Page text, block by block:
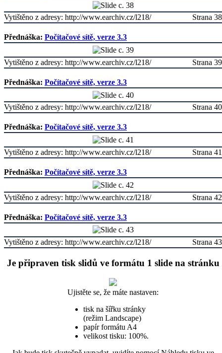
Strana 38
Vytištěno z adresy: http://www.earchiv.cz/l218/
Přednáška: Počítačové sítě, verze 3.3
Strana 39
Vytištěno z adresy: http://www.earchiv.cz/l218/
Přednáška: Počítačové sítě, verze 3.3
Strana 40
Vytištěno z adresy: http://www.earchiv.cz/l218/
Přednáška: Počítačové sítě, verze 3.3
Strana 41
Vytištěno z adresy: http://www.earchiv.cz/l218/
Přednáška: Počítačové sítě, verze 3.3
Strana 42
Vytištěno z adresy: http://www.earchiv.cz/l218/
Přednáška: Počítačové sítě, verze 3.3
Strana 43
Vytištěno z adresy: http://www.earchiv.cz/l218/
Je připraven tisk slidů ve formátu 1 slide na stránku
Ujistěte se, že máte nastaven:
tisk na šířku stránky
(režim Landscape)
papír formátu A4
velikost tisku: 100%.